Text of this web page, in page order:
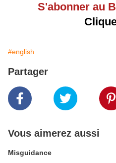
S'abonner au
#english
Partager
Vous aimerez aussi
Misguidance